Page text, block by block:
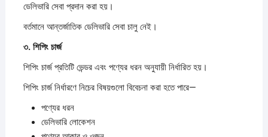
ডেলিভারি সেবা প্রদান করা হয়।
বর্তমানে আন্তর্জাতিক ডেলিভারি সেবা চালু নেই।
৩. শিপিং চার্জ
শিপিং চার্জ প্রতিটি ভেন্ডর এবং পণ্যের ধরন অনুযায়ী নির্ধারিত হয়।
শিপিং চার্জ নির্ধারণে নিচের বিষয়গুলো বিবেচনা করা হতে পারে—
পণ্যের ধরন
ডেলিভারি লোকেশন